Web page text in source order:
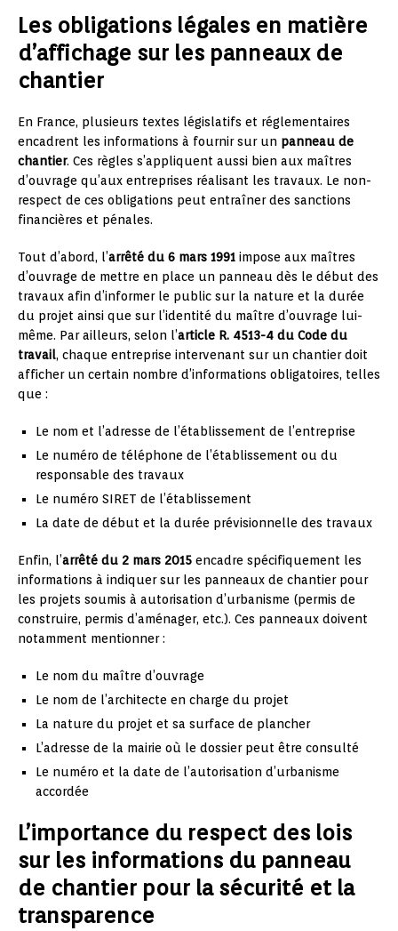
Les obligations légales en matière
d’affichage sur les panneaux de
chantier
En France, plusieurs textes législatifs et réglementaires
encadrent les informations à fournir sur un panneau de
chantier. Ces règles s’appliquent aussi bien aux maîtres
d’ouvrage qu’aux entreprises réalisant les travaux. Le non-
respect de ces obligations peut entraîner des sanctions
financières et pénales.
Tout d’abord, l’arrêté du 6 mars 1991 impose aux maîtres
d’ouvrage de mettre en place un panneau dès le début des
travaux afin d’informer le public sur la nature et la durée
du projet ainsi que sur l’identité du maître d’ouvrage lui-
même. Par ailleurs, selon l’article R. 4513-4 du Code du
travail, chaque entreprise intervenant sur un chantier doit
afficher un certain nombre d’informations obligatoires, telles
que :
Le nom et l’adresse de l’établissement de l’entreprise
Le numéro de téléphone de l’établissement ou du
responsable des travaux
Le numéro SIRET de l’établissement
La date de début et la durée prévisionnelle des travaux
Enfin, l’arrêté du 2 mars 2015 encadre spécifiquement les
informations à indiquer sur les panneaux de chantier pour
les projets soumis à autorisation d’urbanisme (permis de
construire, permis d’aménager, etc.). Ces panneaux doivent
notamment mentionner :
Le nom du maître d’ouvrage
Le nom de l’architecte en charge du projet
La nature du projet et sa surface de plancher
L’adresse de la mairie où le dossier peut être consulté
Le numéro et la date de l’autorisation d’urbanisme
accordée
L’importance du respect des lois
sur les informations du panneau
de chantier pour la sécurité et la
transparence